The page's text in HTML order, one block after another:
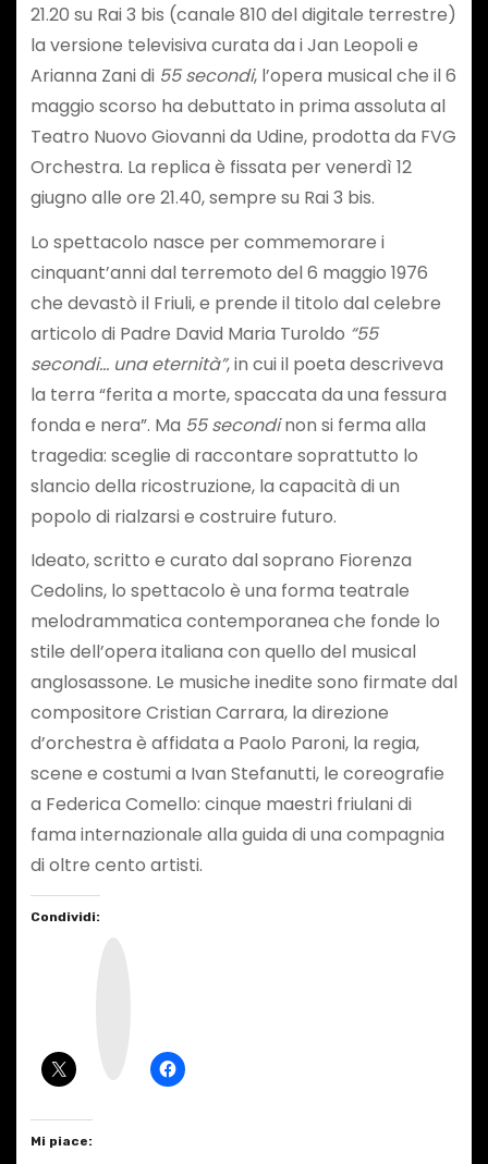
21.20 su Rai 3 bis (canale 810 del digitale terrestre)
la versione televisiva curata da i Jan Leopoli e
Arianna Zani di 55 secondi, l’opera musical che il 6
maggio scorso ha debuttato in prima assoluta al
Teatro Nuovo Giovanni da Udine, prodotta da FVG
Orchestra. La replica è fissata per venerdì 12
giugno alle ore 21.40, sempre su Rai 3 bis.
Lo spettacolo nasce per commemorare i
cinquant’anni dal terremoto del 6 maggio 1976
che devastò il Friuli, e prende il titolo dal celebre
articolo di Padre David Maria Turoldo “55
secondi… una eternità”, in cui il poeta descriveva
la terra “ferita a morte, spaccata da una fessura
fonda e nera”. Ma 55 secondinon si ferma alla
tragedia: sceglie di raccontare soprattutto lo
slancio della ricostruzione, la capacità di un
popolo di rialzarsi e costruire futuro.
Ideato, scritto e curato dal soprano Fiorenza
Cedolins, lo spettacolo è una forma teatrale
melodrammatica contemporanea che fonde lo
stile dell’opera italiana con quello del musical
anglosassone. Le musiche inedite sono firmate dal
compositore Cristian Carrara, la direzione
d’orchestra è affidata a Paolo Paroni, la regia,
scene e costumi a Ivan Stefanutti, le coreografie
a Federica Comello: cinque maestri friulani di
fama internazionale alla guida di una compagnia
di oltre cento artisti.
Condividi:
Mi piace: